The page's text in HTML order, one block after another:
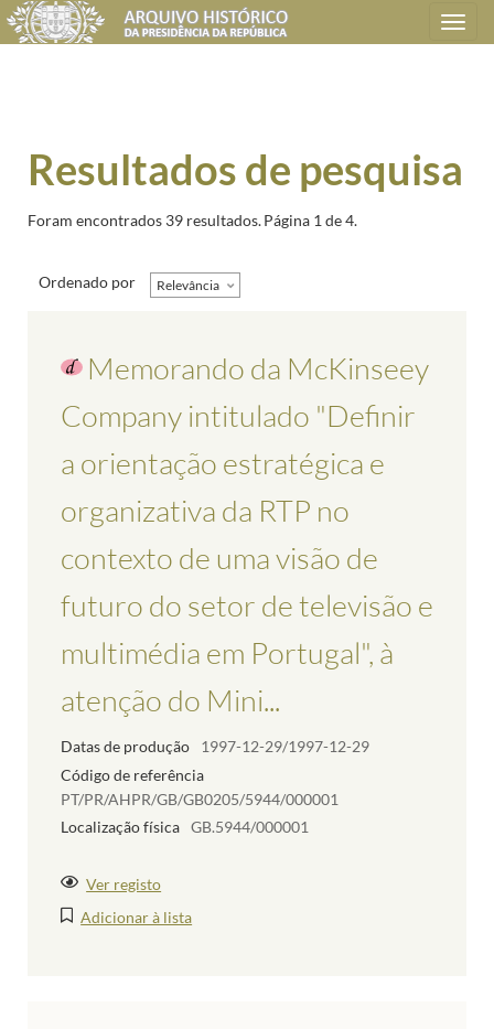
Toggle
navigation
Resultados de pesquisa
Foram encontrados 39 resultados.Página 1 de 4.
Ordenado por Relevância
Memorando da McKinseey
Company intitulado "Definir
a orientação estratégica e
organizativa da RTP no
contexto de uma visão de
futuro do setor de televisão e
multimédia em Portugal", à
atenção do Mini...
Datas de produção
1997-12-29/1997-12-29
Código de referência
PT/PR/AHPR/GB/GB0205/5944/000001
Localização física GB.5944/000001
Ver registo
Adicionar à lista